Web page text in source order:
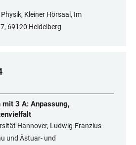
Kleiner Hörsaal, Im
69120 Heidelberg
3 A: Anpassung,
Hannover, Ludwig-Franzius-
und Ästuar- und